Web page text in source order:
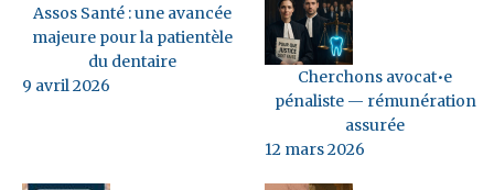
Assos Santé : une avancée
majeure pour la patientèle
du dentaire
9 avril 2026
Cherchons avocat•e
pénaliste — rémunération
assurée
12 mars 2026